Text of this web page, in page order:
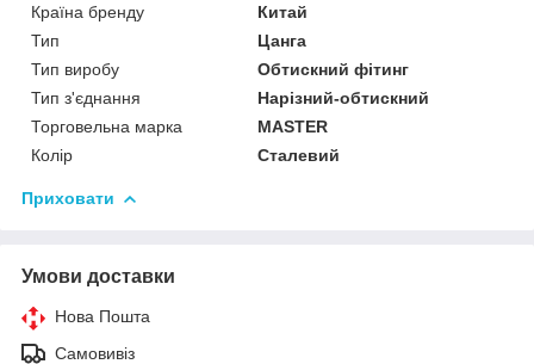
Країна бренду
Китай
Тип
Цанга
Тип виробу
Обтискний фітинг
Тип з'єднання
Нарізний-обтискний
Торговельна марка
MASTER
Колір
Сталевий
Приховати
Умови доставки
Нова Пошта
Самовивіз